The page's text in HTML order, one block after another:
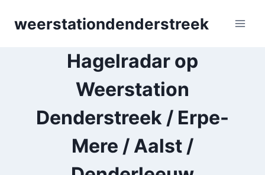
weerstationdenderstreek
Hagelradar op
Weerstation
Denderstreek / Erpe-
Mere / Aalst /